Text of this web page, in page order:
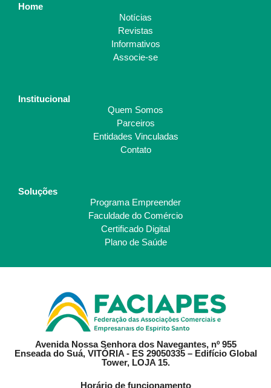
Home
Notícias
Revistas
Informativos
Associe-se
Institucional
Quem Somos
Parceiros
Entidades Vinculadas
Contato
Soluções
Programa Empreender
Faculdade do Comércio
Certificado Digital
Plano de Saúde
Avenida Nossa Senhora dos Navegantes, nº 955
Enseada do Suá, VITÓRIA - ES 29050335 – Edifício Global
Tower, LOJA 15.
Horário de funcionamento